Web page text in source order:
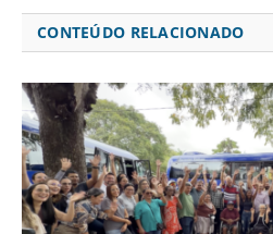
CONTEÚDO RELACIONADO